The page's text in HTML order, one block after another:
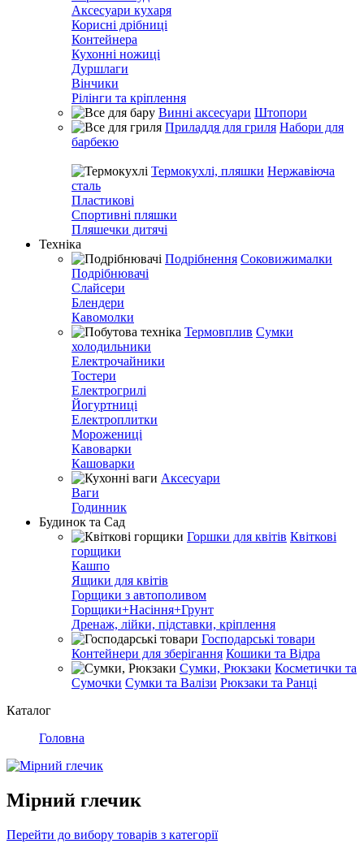
Аксесуари кухаря
Корисні дрібниці
Контейнера
Кухонні ножиці
Дуршлаги
Вінчики
Рілінги та кріплення
Винні аксесуари Штопори
Приладдя для гриля Набори для
барбекю
Термокухлі, пляшки Нержавіюча
сталь
Пластикові
Спортивні пляшки
Пляшечки дитячі
Техніка
Подрібнення Соковижималки
Подрібнювачі
Слайсери
Блендери
Кавомолки
Термовплив Сумки
холодильники
Електрочайники
Тостери
Електрогрилі
Йогуртниці
Електроплитки
Морожениці
Кавоварки
Кашоварки
Аксесуари
Ваги
Годинник
Будинок та Сад
Горшки для квітів Квіткові
горщики
Кашпо
Ящики для квітів
Горщики з автополивом
Горщики+Насіння+Грунт
Дренаж, лійки, підставки, кріплення
Господарські товари
Контейнери для зберігання Кошики та Відра
Сумки, Рюкзаки Косметички та
Сумочки Сумки та Валізи Рюкзаки та Ранці
Каталог
Головна
Мірний глечик
Перейти до вибору товарів з категорії